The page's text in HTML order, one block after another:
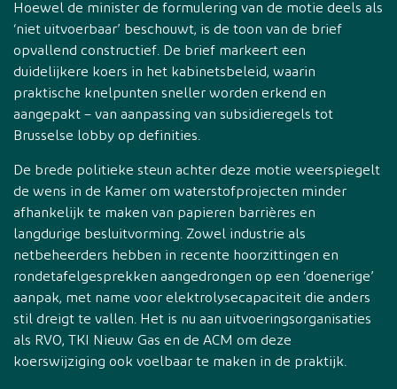
Hoewel de minister de formulering van de motie deels als
‘niet uitvoerbaar’ beschouwt, is de toon van de brief
opvallend constructief. De brief markeert een
duidelijkere koers in het kabinetsbeleid, waarin
praktische knelpunten sneller worden erkend en
aangepakt – van aanpassing van subsidieregels tot
Brusselse lobby op definities.
De brede politieke steun achter deze motie weerspiegelt
de wens in de Kamer om waterstofprojecten minder
afhankelijk te maken van papieren barrières en
langdurige besluitvorming. Zowel industrie als
netbeheerders hebben in recente hoorzittingen en
rondetafelgesprekken aangedrongen op een ‘doenerige’
aanpak, met name voor elektrolysecapaciteit die anders
stil dreigt te vallen. Het is nu aan uitvoeringsorganisaties
als RVO, TKI Nieuw Gas en de ACM om deze
koerswijziging ook voelbaar te maken in de praktijk.